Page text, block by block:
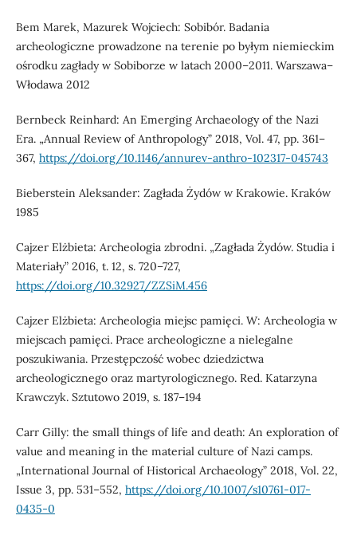
Bem Marek, Mazurek Wojciech: Sobibór. Badania
archeologiczne prowadzone na terenie po byłym niemieckim
ośrodku zagłady w Sobiborze w latach 2000–2011. Warszawa–
Włodawa 2012
Bernbeck Reinhard: An Emerging Archaeology of the Nazi
Era. „Annual Review of Anthropology” 2018, Vol. 47, pp. 361–
367, https://doi.org/10.1146/annurev-anthro-102317-045743
Bieberstein Aleksander: Zagłada Żydów w Krakowie. Kraków
1985
Cajzer Elżbieta: Archeologia zbrodni. „Zagłada Żydów. Studia i
Materiały” 2016, t. 12, s. 720–727,
https://doi.org/10.32927/ZZSiM.456
Cajzer Elżbieta: Archeologia miejsc pamięci. W: Archeologia w
miejscach pamięci. Prace archeologiczne a nielegalne
poszukiwania. Przestępczość wobec dziedzictwa
archeologicznego oraz martyrologicznego. Red. Katarzyna
Krawczyk. Sztutowo 2019, s. 187–194
Carr Gilly: the small things of life and death: An exploration of
value and meaning in the material culture of Nazi camps.
„International Journal of Historical Archaeology” 2018, Vol. 22,
Issue 3, pp. 531–552, https://doi.org/10.1007/s10761-017-
0435-0